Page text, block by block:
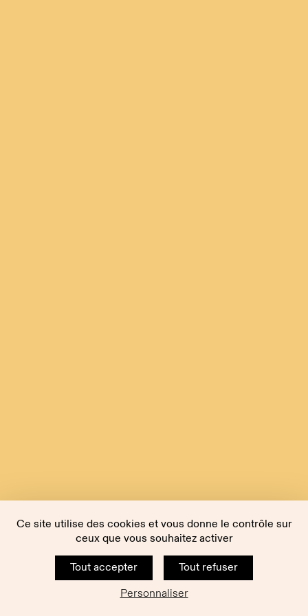
Ce site utilise des cookies et vous donne le contrôle sur
ceux que vous souhaitez activer
Tout accepter
Tout refuser
Personnaliser